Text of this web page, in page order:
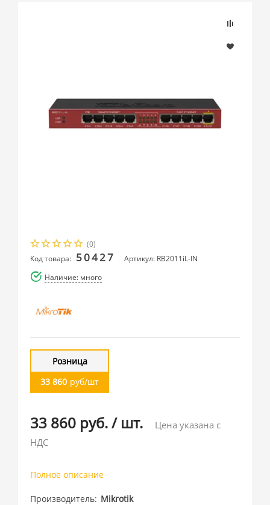
(0)
Код товара: 50427
Артикул: RB2011iL-IN
Наличие: много
Розница
33 860 руб/шт
33 860 руб./ шт.
Цена указана с
НДС
Полное описание
Производитель Mikrotik